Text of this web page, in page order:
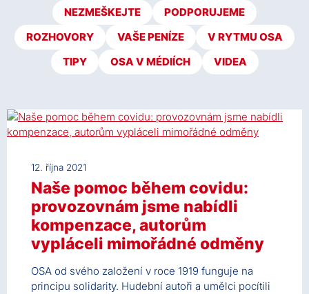
NEZMEŠKEJTE
PODPORUJEME
ROZHOVORY
VAŠE PENÍZE
V RYTMU OSA
TIPY
OSA V MÉDIÍCH VIDEA
12. října 2021
Naše pomoc během covidu:
provozovnám jsme nabídli
kompenzace, autorům
vypláceli mimořádné odměny
OSA od svého založení v roce 1919 funguje na
principu solidarity. Hudební autoři a umělci pocítili